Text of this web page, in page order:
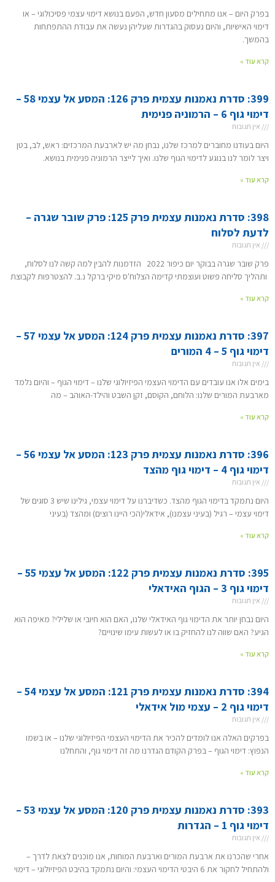
בפרק היום – אנו מתחילים מסעון חדש, הפעם בנושא דימוי עצמי פסיכולוגי – או
דימוי האישיות, והיום נעסוק בהגדרות שעליהן נעשה את עבודת ההתפתחות
בהמשך.
קרא עוד »
399: סדרת נאמנות עצמית פרק 126: המסע אל עצמי 58 –
דימוי גוף 6 – הרמוניה פנימית
אין תגובות
היום בעודנו מחוברים למרכז שלנו, נבחן מה יש לארבעת המרכזים: ראש, לב, בטן
ויצר לומר לנו בנוגע לדימוי הגוף שלנו. ואיך לייצר הרמוניה פנימית בנושא.
קרא עוד »
398: סדרת נאמנות עצמית פרק 125: פרק שובר שגרה –
לדעת לסלוח
אין תגובות
פרק שובר שגרה בבוקר יום כיפור 2022 הזדמנות להבין למה קשה לנו לסלוח,
ותהליך סליחה פשוט ועוצמתי קדימה הצלוח'ס מיקי ברקל נ.ב. להצטרפות לקבוצת
קרא עוד »
397: סדרת נאמנות עצמית פרק 124: המסע אל עצמי 57 –
דימוי גוף 5 – 4 המורים
אין תגובות
בימים אלו אנו עובדים עם הדימוי העצמי הפיזיולוגי שלנו – דימוי הגוף – והיום נלמד
מארבעת המורים שלנו: הלוחם, הקוסם, זקן השבט והילד-האוהב – מה
קרא עוד »
396: סדרת נאמנות עצמית פרק 123: המסע אל עצמי 56 –
דימוי גוף 4 – דימוי גוף מהצד
אין תגובות
היום נתמקד בדימוי הגוף מהצד. כשדיברנו על דימוי עצמי, גילינו שיש 3 סוגים של
דימוי עצמי – רגיל (בעיני עצמנו), אידאלי(הכי היינו רוצים) ומהצד (בעיני
קרא עוד »
395: סדרת נאמנות עצמית פרק 122: המסע אל עצמי 55 –
דימוי גוף 3 – הגוף האידאלי
אין תגובות
היום נבחן יותר את הדימוי גוף האידאלי שלנו, האם הוא חיובי או שלילי? מאיפה הוא
הגיע? האם שווה לנו להחזיק בו או לעשות עימו שינויים?
קרא עוד »
394: סדרת נאמנות עצמית פרק 121: המסע אל עצמי 54 –
דימוי גוף 2 – עצמי מול אידאלי
אין תגובות
בפרקים האלה אנו לומדים להכיר את הדימוי העצמי הפיזיולוגי שלנו – או בשמו
הנפוץ: דימוי הגוף – בפרק הקודם הגדרנו מה זה דימוי גוף, והתחלנו
קרא עוד »
393: סדרת נאמנות עצמית פרק 120: המסע אל עצמי 53 –
דימוי גוף 1 – הגדרות
אין תגובות
אחרי שהכרנו את ארבעת המורים וארבעת המוחות, אנו מוכנים לצאת לדרך –
ולהתחיל לחקור את 6 היבטי הדימוי העצמי: והיום נתמקד בהיבט הפיזיולוגי – דימוי